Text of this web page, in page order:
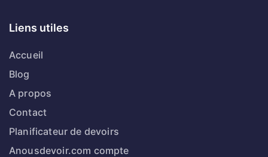
Liens utiles
Accueil
Blog
A propos
Contact
Planificateur de devoirs
Anousdevoir.com compte